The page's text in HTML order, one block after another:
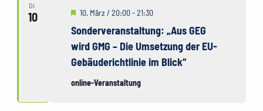
DI.
10
Sonderveranstaltung: „Aus GEG
wird GMG – Die Umsetzung der EU-
Gebäuderichtlinie im Blick“
Hervorgehoben
10. März / 20:00-21:30
online-Veranstaltung